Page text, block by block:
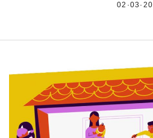
patria contratista
surti impreso
02·03·20